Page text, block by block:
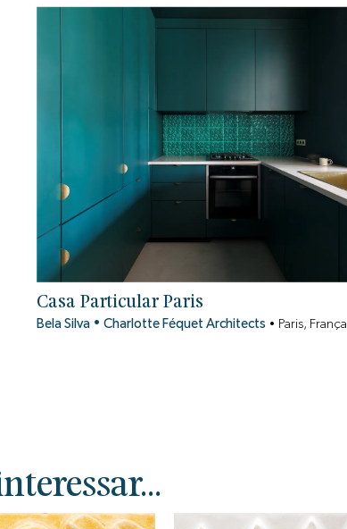
Casa Particular Paris
Bela Silva • Charlotte Féquet Architects • Paris, França